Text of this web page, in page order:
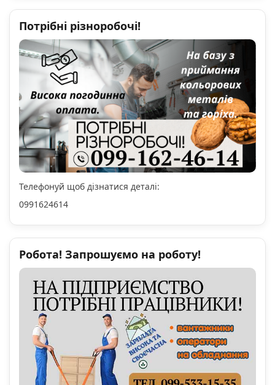
Потрібні різноробочі!
Телефонуй щоб дізнатися деталі:
0991624614
Робота! Запрошуємо на роботу!